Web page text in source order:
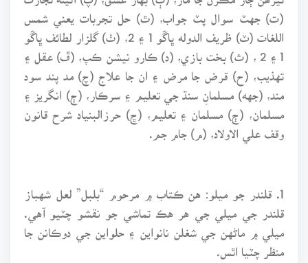
(ت) جهٽ سوال پٽ جواب، (ٿ) حل تجربات يعني شمس
اللغات (ٽ) ظريف الدوله ڀاڱو 1 ۽ 2، (ٺ) گلزار لطائف ڀاڱو
1 ۽ 2 ، (ث) بخت بازي، (د) ڪارو نيشن ڪپ، (ڦ) عقل ۽
تهذيب، (ح) قرض جا مرض ۽ ان جا علاج (چ) مد پند سود
مند، (جهه) مسلمانِ سنڌ جي تعليم ۽ سرڪار، (ڄ) انگريز ۽
مسلمان، (ڄ) مسلمان ۽ تعليم، (ڇ) حرزالبنياد شرح قانون
وقف علي الاولاد، (م) جام جم.
1. قلندر جو ميلو: هن ڪتاب ۾ مرحوم “بلبل” لعل شهباز
قلندر جي ميلي جي هر هڪ تماشي جو نقشو چٽيو آهي.
ميلي ۾ ماڻهن جي شغلن نانواين ۽ حلواين جي دوڪانن جا
منظر چٽيا اٿس.